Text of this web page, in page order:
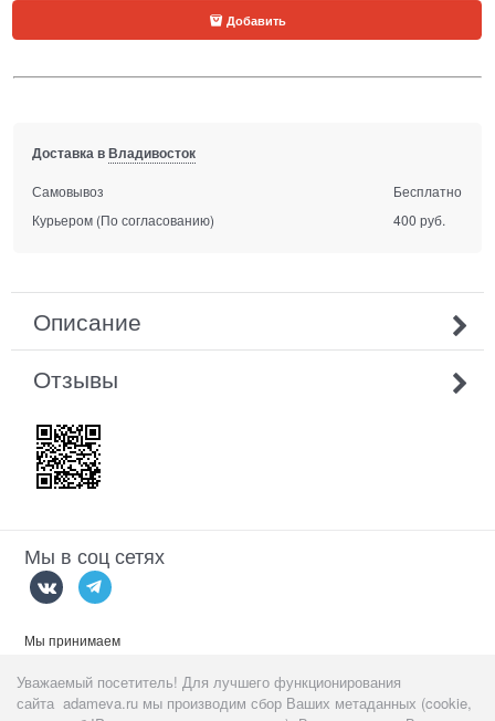
Добавить
Доставка вВладивосток
Самовывоз
Бесплатно
Курьером (По согласованию) 400 руб.
Описание
Отзывы
Мы в соц сетях
Мы принимаем
Уважаемый посетитель! Для лучшего функционирования
сайта adameva.ru мы производим сбор Ваших метаданных (cookie,